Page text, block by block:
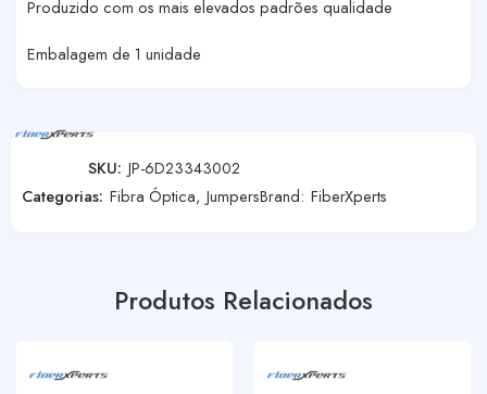
Produzido com os mais elevados padrões qualidade
Embalagem de 1 unidade
SKU: JP-6D23343002
Categorias: Fibra Óptica, JumpersBrand: FiberXperts
Produtos Relacionados